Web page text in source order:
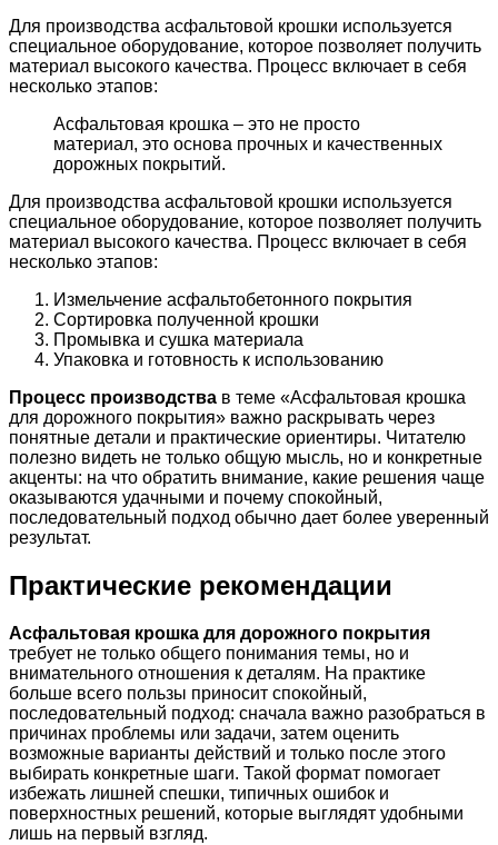
Для производства асфальтовой крошки используется
специальное оборудование, которое позволяет получить
материал высокого качества. Процесс включает в себя
несколько этапов:
Асфальтовая крошка – это не просто
материал, это основа прочных и качественных
дорожных покрытий.
Для производства асфальтовой крошки используется
специальное оборудование, которое позволяет получить
материал высокого качества. Процесс включает в себя
несколько этапов:
Измельчение асфальтобетонного покрытия
Сортировка полученной крошки
Промывка и сушка материала
Упаковка и готовность к использованию
Процесс производства в теме «Асфальтовая крошка
для дорожного покрытия» важно раскрывать через
понятные детали и практические ориентиры. Читателю
полезно видеть не только общую мысль, но и конкретные
акценты: на что обратить внимание, какие решения чаще
оказываются удачными и почему спокойный,
последовательный подход обычно дает более уверенный
результат.
Практические рекомендации
Асфальтовая крошка для дорожного покрытия
требует не только общего понимания темы, но и
внимательного отношения к деталям. На практике
больше всего пользы приносит спокойный,
последовательный подход: сначала важно разобраться в
причинах проблемы или задачи, затем оценить
возможные варианты действий и только после этого
выбирать конкретные шаги. Такой формат помогает
избежать лишней спешки, типичных ошибок и
поверхностных решений, которые выглядят удобными
лишь на первый взгляд.